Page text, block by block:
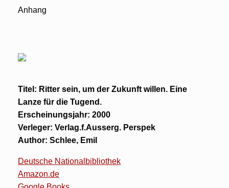
Anhang
Titel: Ritter sein, um der Zukunft willen. Eine
Lanze für die Tugend.
Erscheinungsjahr: 2000
Verleger: Verlag.f.Ausserg. Perspek
Author: Schlee, Emil
Deutsche Nationalbibliothek
Amazon.de